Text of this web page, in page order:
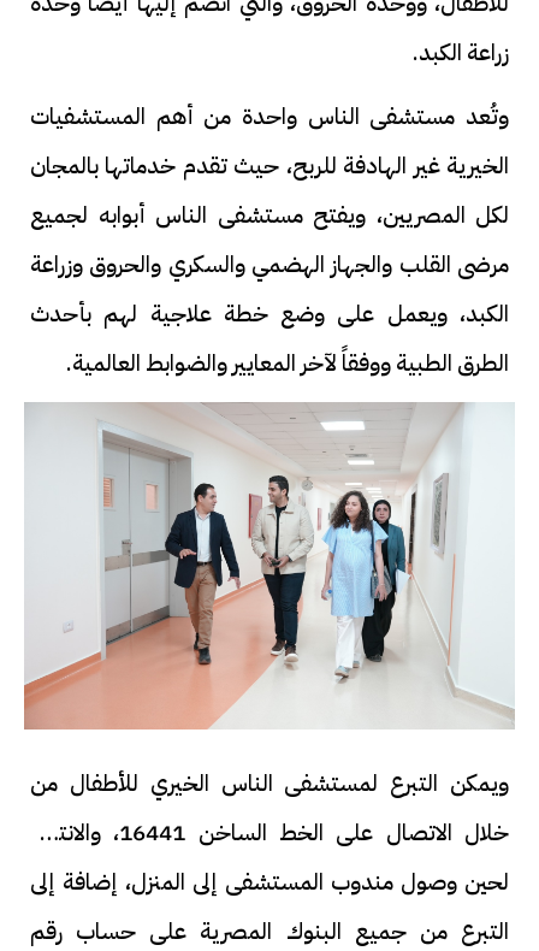
زراعة الكبد.
وتُعد مستشفى الناس واحدة من أهم المستشفيات
الخيرية غير الهادفة للربح، حيث تقدم خدماتها بالمجان
لكل المصريين، ويفتح مستشفى الناس أبوابه لجميع
مرضى القلب والجهاز الهضمي والسكري والحروق وزراعة
الكبد، ويعمل على وضع خطة علاجية لهم بأحدث
الطرق الطبية ووفقاً لآخر المعايير والضوابط العالمية.
ويمكن التبرع لمستشفى الناس الخيري للأطفال من
خلال الاتصال على الخط الساخن 16441، والانتظار
لحين وصول مندوب المستشفى إلى المنزل، إضافة إلى
التبرع من جميع البنوك المصرية على حساب رقم